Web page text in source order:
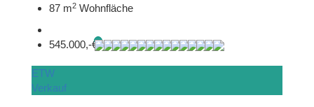
87 m2 Wohnfläche
545.000,-€
ETW
Verkauf